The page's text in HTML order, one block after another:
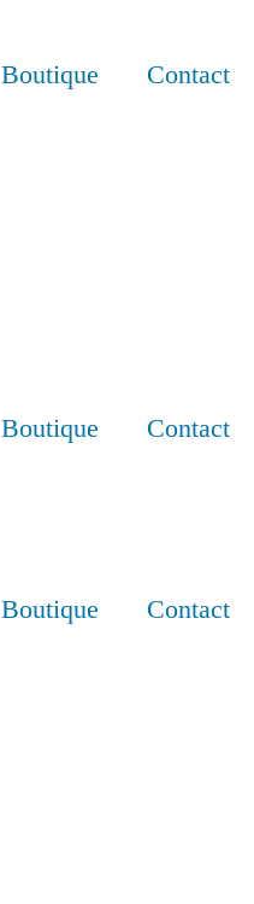
Boutique
Contact
Boutique Contact
Boutique
Contact